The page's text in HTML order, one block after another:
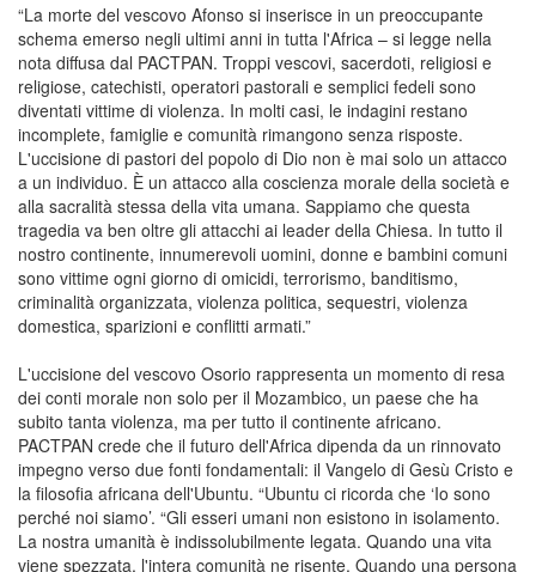
“La morte del vescovo Afonso si inserisce in un preoccupante
schema emerso negli ultimi anni in tutta l'Africa – si legge nella
nota diffusa dal PACTPAN. Troppi vescovi, sacerdoti, religiosi e
religiose, catechisti, operatori pastorali e semplici fedeli sono
diventati vittime di violenza. In molti casi, le indagini restano
incomplete, famiglie e comunità rimangono senza risposte.
L'uccisione di pastori del popolo di Dio non è mai solo un attacco
a un individuo. È un attacco alla coscienza morale della società e
alla sacralità stessa della vita umana. Sappiamo che questa
tragedia va ben oltre gli attacchi ai leader della Chiesa. In tutto il
nostro continente, innumerevoli uomini, donne e bambini comuni
sono vittime ogni giorno di omicidi, terrorismo, banditismo,
criminalità organizzata, violenza politica, sequestri, violenza
domestica, sparizioni e conflitti armati.”
L'uccisione del vescovo Osorio rappresenta un momento di resa
dei conti morale non solo per il Mozambico, un paese che ha
subito tanta violenza, ma per tutto il continente africano.
PACTPAN crede che il futuro dell'Africa dipenda da un rinnovato
impegno verso due fonti fondamentali: il Vangelo di Gesù Cristo e
la filosofia africana dell'Ubuntu. “Ubuntu ci ricorda che ‘Io sono
perché noi siamo’. “Gli esseri umani non esistono in isolamento.
La nostra umanità è indissolubilmente legata. Quando una vita
viene spezzata, l'intera comunità ne risente. Quando una persona